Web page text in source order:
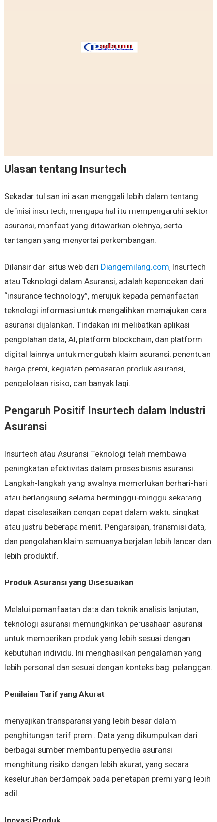
Ulasan tentang Insurtech
Sekadar tulisan ini akan menggali lebih dalam tentang
definisi insurtech, mengapa hal itu mempengaruhi sektor
asuransi, manfaat yang ditawarkan olehnya, serta
tantangan yang menyertai perkembangan.
Dilansir dari situs web dari Diangemilang.com, Insurtech
atau Teknologi dalam Asuransi, adalah kependekan dari
“insurance technology”, merujuk kepada pemanfaatan
teknologi informasi untuk mengalihkan memajukan cara
asuransi dijalankan. Tindakan ini melibatkan aplikasi
pengolahan data, AI, platform blockchain, dan platform
digital lainnya untuk mengubah klaim asuransi, penentuan
harga premi, kegiatan pemasaran produk asuransi,
pengelolaan risiko, dan banyak lagi.
Pengaruh Positif Insurtech dalam Industri
Asuransi
Insurtech atau Asuransi Teknologi telah membawa
peningkatan efektivitas dalam proses bisnis asuransi.
Langkah-langkah yang awalnya memerlukan berhari-hari
atau berlangsung selama berminggu-minggu sekarang
dapat diselesaikan dengan cepat dalam waktu singkat
atau justru beberapa menit. Pengarsipan, transmisi data,
dan pengolahan klaim semuanya berjalan lebih lancar dan
lebih produktif.
Produk Asuransi yang Disesuaikan
Melalui pemanfaatan data dan teknik analisis lanjutan,
teknologi asuransi memungkinkan perusahaan asuransi
untuk memberikan produk yang lebih sesuai dengan
kebutuhan individu. Ini menghasilkan pengalaman yang
lebih personal dan sesuai dengan konteks bagi pelanggan.
Penilaian Tarif yang Akurat
menyajikan transparansi yang lebih besar dalam
penghitungan tarif premi. Data yang dikumpulkan dari
berbagai sumber membantu penyedia asuransi
menghitung risiko dengan lebih akurat, yang secara
keseluruhan berdampak pada penetapan premi yang lebih
adil.